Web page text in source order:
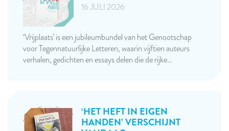
16 JULI 2026
‘Vrijplaats’ is een jubileumbundel van het Genootschap
voor Tegennatuurlijke Letteren, waarin vijftien auteurs
verhalen, gedichten en essays delen die de rijke…
‘HET HEFT IN EIGEN
HANDEN’ VERSCHIJNT